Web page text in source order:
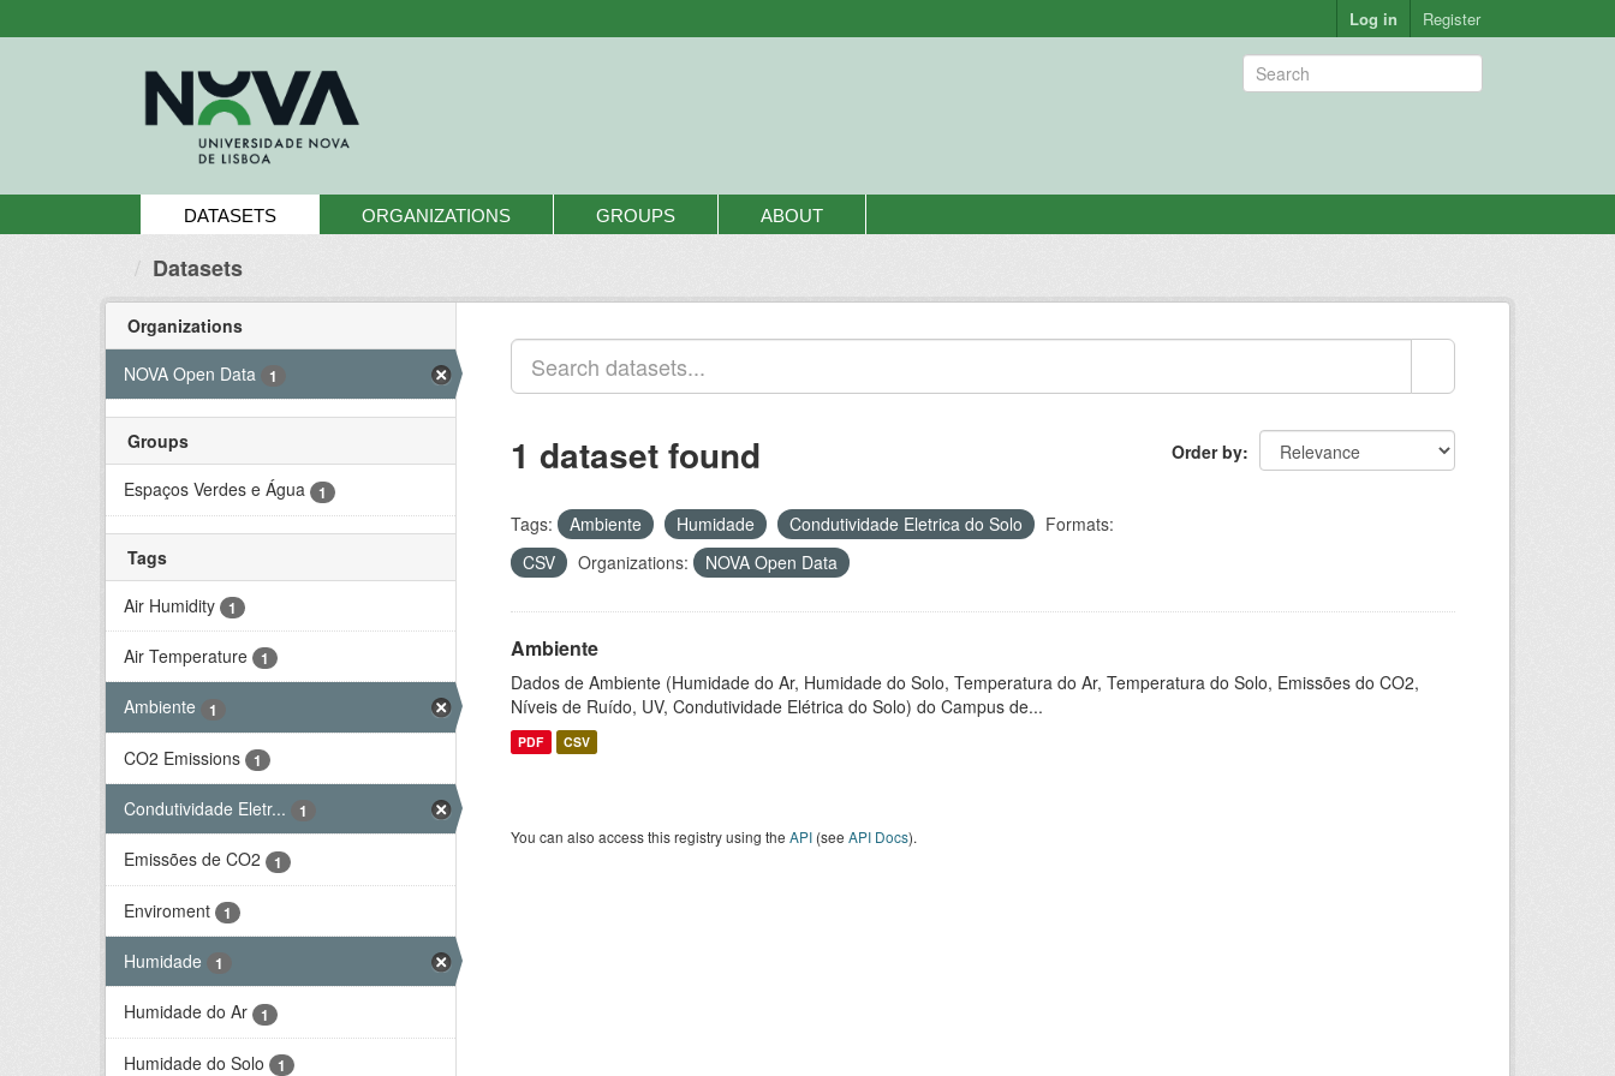
to
Log in Register
DATASETS ORGANIZATIONS GROUPS ABOUT
Datasets
Organizations
NOVA Open Data
1
Groups
Espaços Verdes e Água
1
Tags
Air Humidity
1
Air Temperature 1
Ambiente 1
CO2 Emissions 1
Condutividade Eletr... 1
Emissões de CO2 1
Enviroment 1
Humidade 1
Humidade do Ar 1
Humidade do Solo 1
Order by
1 dataset found
Tags: Ambiente Humidade Condutividade Eletrica do Solo
Formats:
CSV
Organizations: NOVA Open Data
Ambiente
Dados de Ambiente (Humidade do Ar, Humidade do Solo, Temperatura do Ar, Temperatura do Solo, Emissões do CO2,
Níveis de Ruído, UV, Condutividade Elétrica do Solo) do Campus de...
PDF CSV
You can also access this registry using the API (see API Docs).